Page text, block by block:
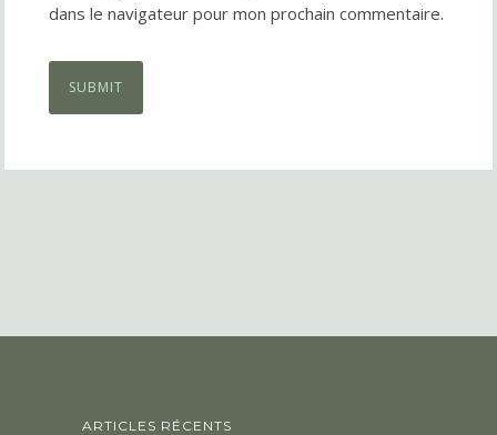
dans le navigateur pour mon prochain commentaire.
ARTICLES RÉCENTS